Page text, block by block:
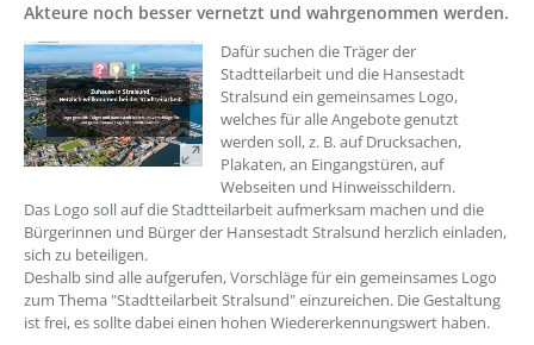
Akteure noch besser vernetzt und wahrgenommen werden.
Dafür suchen die Träger der
Stadtteilarbeit und die Hansestadt
Stralsund ein gemeinsames Logo,
welches für alle Angebote genutzt
werden soll, z. B. auf Drucksachen,
Plakaten, an Eingangstüren, auf
Webseiten und Hinweisschildern.
Das Logo soll auf die Stadtteilarbeit aufmerksam machen und die
Bürgerinnen und Bürger der Hansestadt Stralsund herzlich einladen,
sich zu beteiligen.
Deshalb sind alle aufgerufen, Vorschläge für ein gemeinsames Logo
zum Thema "Stadtteilarbeit Stralsund" einzureichen. Die Gestaltung
ist frei, es sollte dabei einen hohen Wiedererkennungswert haben.